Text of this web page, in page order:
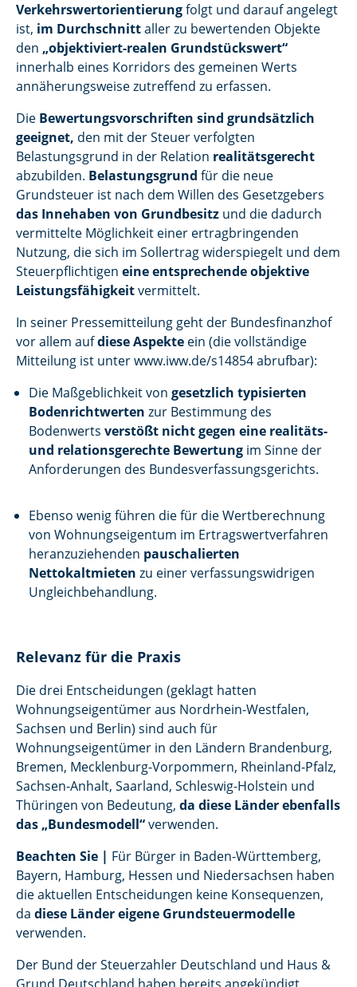
Verkehrswertorientierungfolgt und darauf angelegt
ist, im Durchschnittaller zu bewertenden Objekte
den „objektiviert-realen Grundstückswert“
innerhalb eines Korridors des gemeinen Werts
annäherungsweise zutreffend zu erfassen.
Die Bewertungsvorschriften sind grundsätzlich
geeignet, den mit der Steuer verfolgten
Belastungsgrund in der Relation realitätsgerecht
abzubilden. Belastungsgrund für die neue
Grundsteuer ist nach dem Willen des Gesetzgebers
das Innehaben von Grundbesitz und die dadurch
vermittelte Möglichkeit einer ertragbringenden
Nutzung, die sich im Sollertrag widerspiegelt und dem
Steuerpflichtigen eine entsprechende objektive
Leistungsfähigkeitvermittelt.
In seiner Pressemitteilung geht der Bundesfinanzhof
vor allem aufdiese Aspekte ein (die vollständige
Mitteilung ist unter www.iww.de/s14854 abrufbar):
Die Maßgeblichkeit von gesetzlich typisierten
Bodenrichtwerten zur Bestimmung des
Bodenwerts verstößt nicht gegen eine realitäts-
und relationsgerechte Bewertung im Sinne der
Anforderungen des Bundesverfassungsgerichts.
Ebenso wenig führen die für die Wertberechnung
von Wohnungseigentum im Ertragswertverfahren
heranzuziehenden pauschalierten
Nettokaltmieten zu einer verfassungswidrigen
Ungleichbehandlung.
Relevanz für die Praxis
Die drei Entscheidungen (geklagt hatten
Wohnungseigentümer aus Nordrhein-Westfalen,
Sachsen und Berlin) sind auch für
Wohnungseigentümer in den Ländern Brandenburg,
Bremen, Mecklenburg-Vorpommern, Rheinland-Pfalz,
Sachsen-Anhalt, Saarland, Schleswig-Holstein und
Thüringen von Bedeutung, da diese Länder ebenfalls
das „Bundesmodell“verwenden.
Beachten Sie | Für Bürger in Baden-Württemberg,
Bayern, Hamburg, Hessen und Niedersachsen haben
die aktuellen Entscheidungen keine Konsequenzen,
da diese Länder eigene Grundsteuermodelle
verwenden.
Der Bund der Steuerzahler Deutschland und Haus &